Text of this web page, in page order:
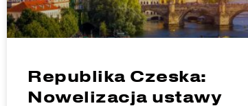
Republika Czeska:
Nowelizacja ustawy